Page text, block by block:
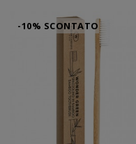
-10% SCONTATO